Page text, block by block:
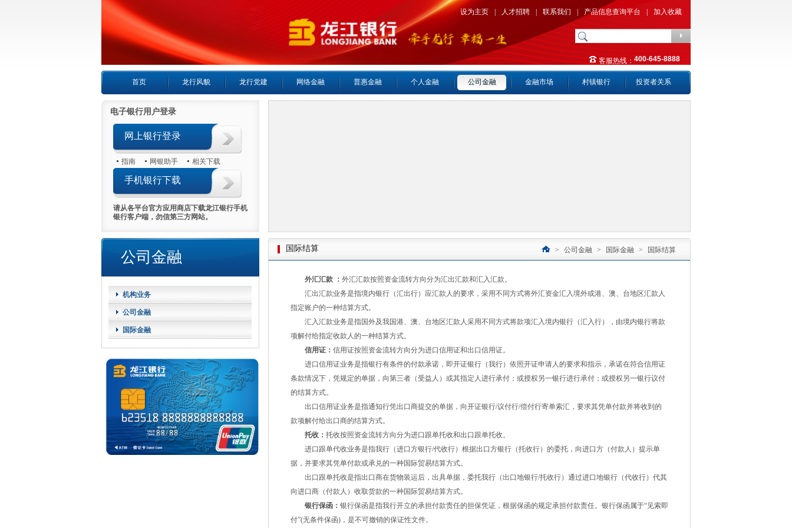
设为主页 人才招聘 联系我们 产品信息查询平台 加入收藏
客服热线：400-645-8888
首页 龙行风貌 龙行党建 网络金融 普惠金融 个人金融 公司金融 金融市场 村镇银行 投资者关系
电子银行用户登录
网上银行登录
指南 网银助手 相关下载
手机银行下载
请从各平台官方应用商店下载龙江银行手机
银行客户端，勿信第三方网站。
公司金融
机构业务
公司金融
国际金融
国际结算 > 公司金融 > 国际金融 > 国际结算
外汇汇款 ： 外汇汇款按照资金流转方向分为汇出汇款和汇入汇款。
汇出汇款业务是指境内银行（汇出行）应汇款人的要求，采用不同方式将外汇资金汇入境外或港、澳、台地区汇款人
指定账户的一种结算方式。
汇入汇款业务是指国外及我国港、澳、台地区汇款人采用不同方式将款项汇入境内银行（汇入行），由境内银行将款
项解付给指定收款人的一种结算方式。
信用证： 信用证按照资金流转方向分为进口信用证和出口信用证。
进口信用证业务是指银行有条件的付款承诺，即开证银行（我行）依照开证申请人的要求和指示，承诺在符合信用证
条款情况下，凭规定的单据，向第三者（受益人）或其指定人进行承付；或授权另一银行进行承付；或授权另一银行议付
的结算方式。
出口信用证业务是指通知行凭出口商提交的单据，向开证银行/议付行/偿付行寄单索汇，要求其凭单付款并将收到的
款项解付给出口商的结算方式。
托收： 托收按照资金流转方向分为进口跟单托收和出口跟单托收。
进口跟单代收业务是指我行（进口方银行/代收行）根据出口方银行（托收行）的委托，向进口方（付款人）提示单
据，并要求其凭单付款或承兑的一种国际贸易结算方式。
出口跟单托收是指出口商在货物装运后，出具单据，委托我行（出口地银行/托收行）通过进口地银行（代收行）代其
向进口商（付款人）收取货款的一种国际贸易结算方式。
银行保函： 银行保函是指我行开立的承担付款责任的担保凭证，根据保函的规定承担付款责任。银行保函属于“见索即
付”(无条件保函)，是不可撤销的保证性文件。